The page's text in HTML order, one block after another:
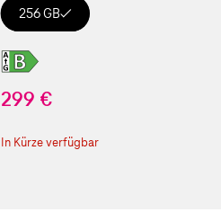
256 GB
299 €
In Kürze verfügbar